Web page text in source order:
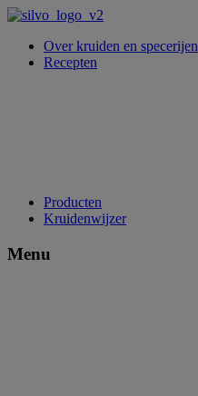
Over kruiden en specerijen
Recepten
Producten
Kruidenwijzer
Menu